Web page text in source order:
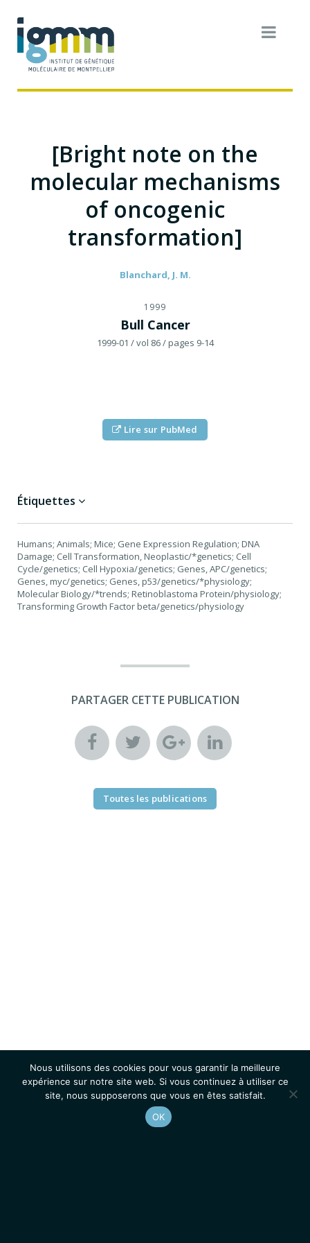
[Bright note on the
molecular mechanisms
of oncogenic
transformation]
Blanchard, J. M.
1999
Bull Cancer
1999-01 / vol 86/ pages 9-14
Lire sur PubMed
Étiquettes
Humans; Animals; Mice; Gene Expression Regulation; DNA
Damage; Cell Transformation, Neoplastic/*genetics; Cell
Cycle/genetics; Cell Hypoxia/genetics; Genes, APC/genetics;
Genes, myc/genetics; Genes, p53/genetics/*physiology;
Molecular Biology/*trends; Retinoblastoma Protein/physiology;
Transforming Growth Factor beta/genetics/physiology
PARTAGER CETTE PUBLICATION
Toutes les publications
Nous utilisons des cookies pour vous garantir la meilleure
expérience sur notre site web. Si vous continuez à utiliser ce
site, nous supposerons que vous en êtes satisfait.
OK